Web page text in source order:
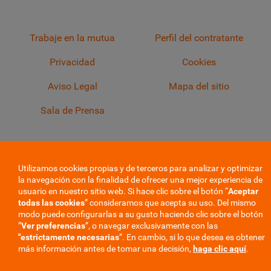
Trabaje en la mutua Perfil del contratante
Privacidad Cookies
Aviso Legal Mapa del sitio
Sala de Prensa
Utilizamos cookies propias y de terceros para analizar y optimizar
la navegación con la finalidad de ofrecer una mejor experiencia de
usuario en nuestro sitio web. Si hace clic sobre el botón “Aceptar
todas las cookies” consideramos que acepta su uso. Del mismo
modo puede configurarlas a su gusto haciendo clic sobre el botón
”Ver preferencias”, o navegar exclusivamente con las
"estrictamentenecesarias”. En cambio, si lo que desea es obtener
más información antes de tomar una decisión, haga clic aquí.